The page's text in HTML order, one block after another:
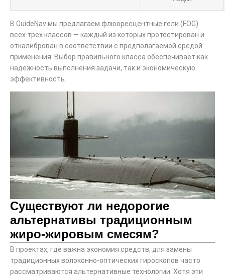
В GuideNav мы предлагаем флюоресцентные гели (FOG)
всех трех классов — каждый из которых протестирован и
откалиброван в соответствии с предполагаемой средой
применения. Выбор правильного класса обеспечивает как
надежность выполнения задачи, так и экономическую
эффективность.
Существуют ли недорогие
альтернативы традиционным
жиро-жировым смесям?
В проектах, где важна экономия средств, для замены
традиционных волоконно-оптических гироскопов часто
рассматриваются альтернативные технологии. Хотя эти